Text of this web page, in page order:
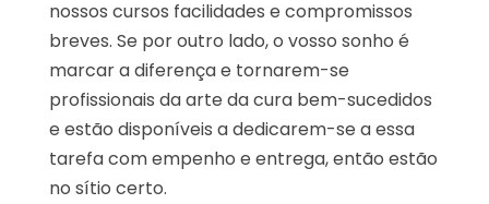
nossos cursos facilidades e compromissos
breves. Se por outro lado, o vosso sonho é
marcar a diferença e tornarem-se
profissionais da arte da cura bem-sucedidos
e estão disponíveis a dedicarem-se a essa
tarefa com empenho e entrega, então estão
no sítio certo.